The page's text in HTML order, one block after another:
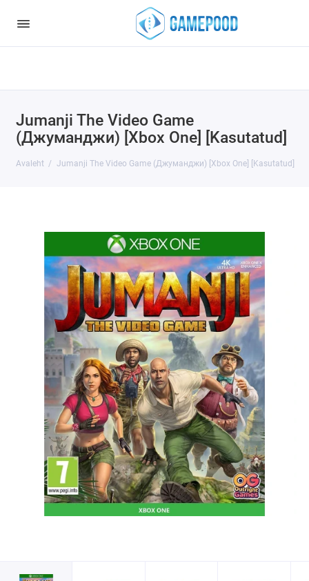
: Undefined index: HTTP_ACCEPT_LANGUAGE in
/var/www/virt98583/data/www/gamepood.ee/catalog/controller/
Jumanji The Video Game
(Джуманджи) [Xbox One] [Kasutatud]
Avaleht Jumanji The Video Game (Джуманджи) [Xbox One] [Kasutatud]